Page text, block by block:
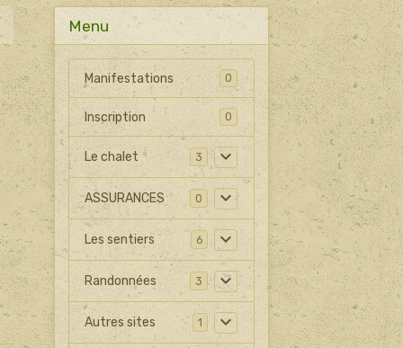
Menu
Manifestations 0
Inscription 0
Le chalet 3
ASSURANCES 0
Les sentiers 6
Randonnées 3
Autres sites 1